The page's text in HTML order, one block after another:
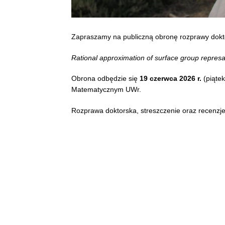
Zapraszamy na publiczną obronę rozprawy
Rational approximation of surface group
Obrona odbędzie się 19 czerwca 2026 r.
Matematycznym UWr.
Rozprawa doktorska, streszczenie oraz